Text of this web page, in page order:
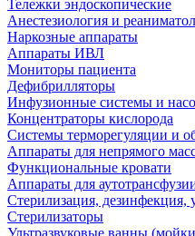
Тележки эндоскопические
Анестезиология и
Наркозные аппараты
Аппараты ИВЛ
Мониторы пациента
Дефибрилляторы
Инфузионные системы и
Концентраторы кислорода
Системы терморегуляции и
Аппараты для непрямого
Функциональные кровати
Аппараты для
Стерилизация, дезинфекция,
Стерилизаторы
Ультразвуковые ванны